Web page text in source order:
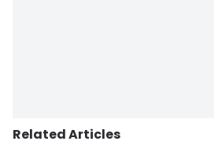
Related Articles